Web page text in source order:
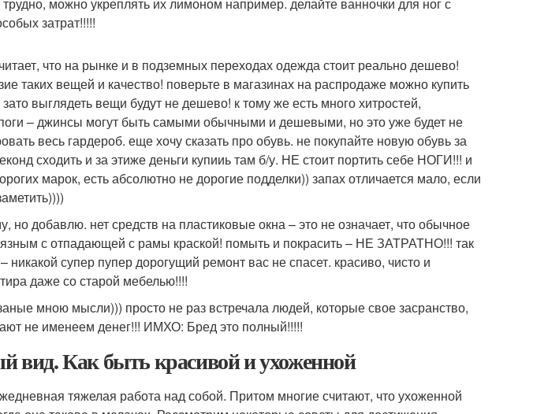
затрат!!!!!
что на рынке и в подземных переходах одежда стоит реально дешево!
таких вещей и качество! поверьте в магазинах на распродаже можно купить
выглядеть вещи будут не дешево! к тому же есть много хитростей,
– джинсы могут быть самыми обычными и дешевыми, но это уже будет не
весь гардероб. еще хочу сказать про обувь. не покупайте новую обувь за
сходить и за этиже деньги купииь там б/у. НЕ стоит портить себе НОГИ!!! и
марок, есть абсолютно не дорогие подделки)) запах отличается мало, если
но добавлю. нет средств на пластиковые окна – это не означает, что обычное
с отпадающей с рамы краской! помыть и покрасить – НЕ ЗАТРАТНО!!! так
никакой супер пупер дорогущий ремонт вас не спасет. красиво, чисто и
даже со старой мебелью!!!!
мною мысли))) просто не раз встречала людей, которые свое засранство,
не именеем денег!!! ИМХО: Бред это полный!!!!!
вид. Как быть красивой и ухоженной
тяжелая работа над собой. Притом многие считают, что ухоженной